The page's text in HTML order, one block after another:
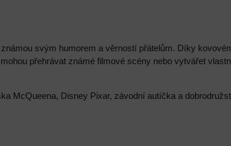
svým humorem a věrností přátelům. Díky
přehrávat známé filmové scény nebo vytvářet
McQueena, Disney Pixar, závodní autíčka a